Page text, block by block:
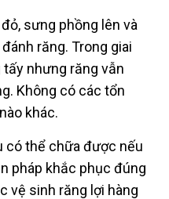
sưng phồng lên và
răng. Trong giai
nhưng răng vẫn
Không có các tổn
khác.
có thể chữa được nếu
pháp khắc phục đúng
vệ sinh răng lợi hàng